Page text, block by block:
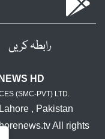
رابطہ کریں
HD
(SMC-PVT) LTD.
, Pakistan
All rights